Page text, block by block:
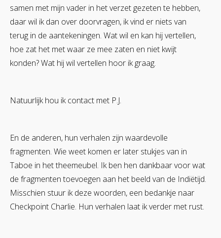
samen met mijn vader in het verzet gezeten te hebben,
daar wil ik dan over doorvragen, ik vind er niets van
terug in de aantekeningen. Wat wil en kan hij vertellen,
hoe zat het met waar ze mee zaten en niet kwijt
konden? Wat hij wil vertellen hoor ik graag.
Natuurlijk hou ik contact met P.J.
En de anderen, hun verhalen zijn waardevolle
fragmenten. Wie weet komen er later stukjes van in
Taboe in het theemeubel. Ik ben hen dankbaar voor wat
de fragmenten toevoegen aan het beeld van de Indiëtijd.
Misschien stuur ik deze woorden, een bedankje naar
Checkpoint Charlie. Hun verhalen laat ik verder met rust.